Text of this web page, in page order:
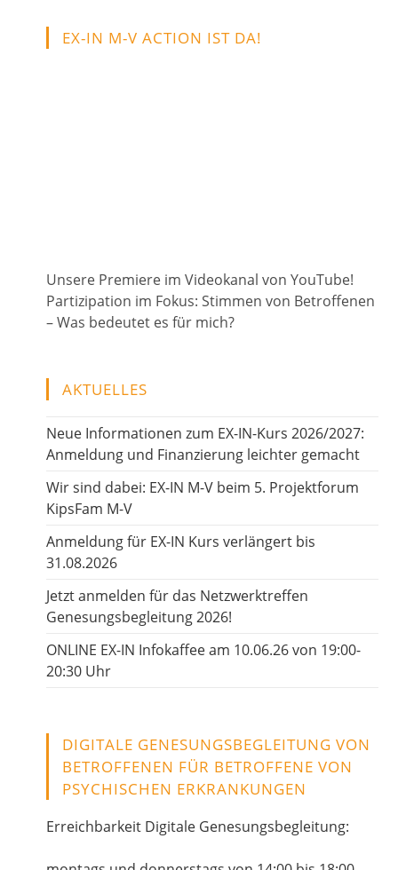
EX-IN M-V ACTION IST DA!
Unsere Premiere im Videokanal von YouTube!
Partizipation im Fokus: Stimmen von Betroffenen
– Was bedeutet es für mich?
AKTUELLES
Neue Informationen zum EX-IN-Kurs 2026/2027:
Anmeldung und Finanzierung leichter gemacht
Wir sind dabei: EX-IN M-V beim 5. Projektforum
KipsFam M-V
Anmeldung für EX-IN Kurs verlängert bis
31.08.2026
Jetzt anmelden für das Netzwerktreffen
Genesungsbegleitung 2026!
ONLINE EX-IN Infokaffee am 10.06.26 von 19:00-
20:30 Uhr
DIGITALE GENESUNGSBEGLEITUNG VON
BETROFFENEN FÜR BETROFFENE VON
PSYCHISCHEN ERKRANKUNGEN
Erreichbarkeit Digitale Genesungsbegleitung: